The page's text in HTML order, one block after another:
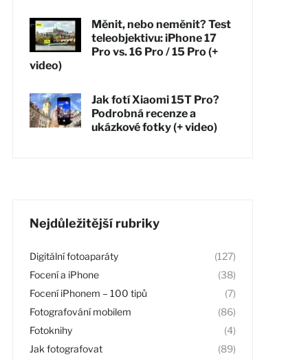
Měnit, nebo neměnit? Test
teleobjektivu: iPhone 17
Pro vs. 16 Pro / 15 Pro (+
video)
Jak fotí Xiaomi 15T Pro?
Podrobná recenze a
ukázkové fotky (+ video)
Nejdůležitější rubriky
Digitální fotoaparáty
(127)
Focení a iPhone
(38)
Focení iPhonem – 100 tipů
(7)
Fotografování mobilem
(86)
Fotoknihy
(4)
Jak fotografovat
(89)